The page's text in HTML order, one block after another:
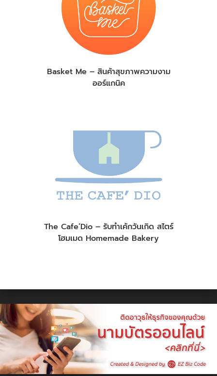
Basket Me – สินค้าสุขภาพความงาม
ออร์แกนิค
The Cafe’Dio – รับทำเค้กวันเกิด สไตร์
โฮมเมด Homemade Bakery